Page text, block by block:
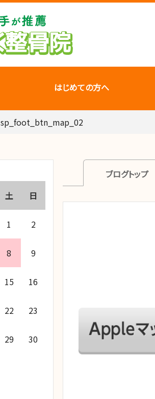
はじめての方へ
sp_foot_btn_map_02
ブログトップ
土 日
1 2
8 9
15 16
22 23
29 30